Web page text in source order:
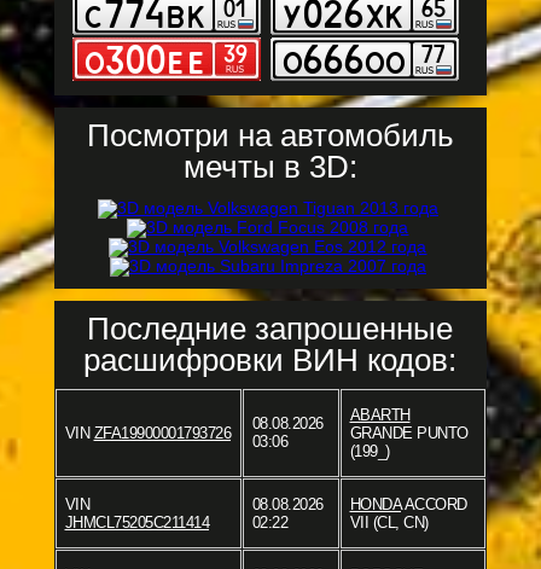
Посмотри на автомобиль
мечты в 3D:
Последние запрошенные
расшифровки ВИН кодов:
VIN ZFA19900001793726
08.08.2026
03:06
ABARTH
GRANDE PUNTO
(199_)
VIN
JHMCL75205C211414
08.08.2026
02:22
HONDAACCORD
VII (CL, CN)